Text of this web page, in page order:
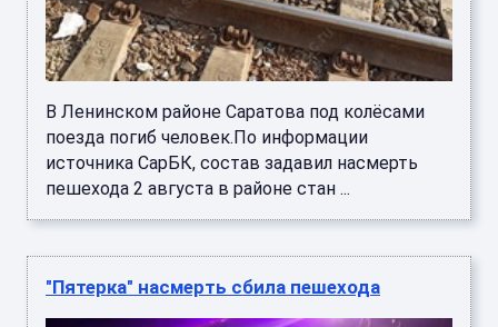
В Ленинском районе Саратова под колёсами
поезда погиб человек.По информации
источника СарБК, состав задавил насмерть
пешехода 2 августа в районе стан ...
"Пятерка" насмерть сбила пешехода